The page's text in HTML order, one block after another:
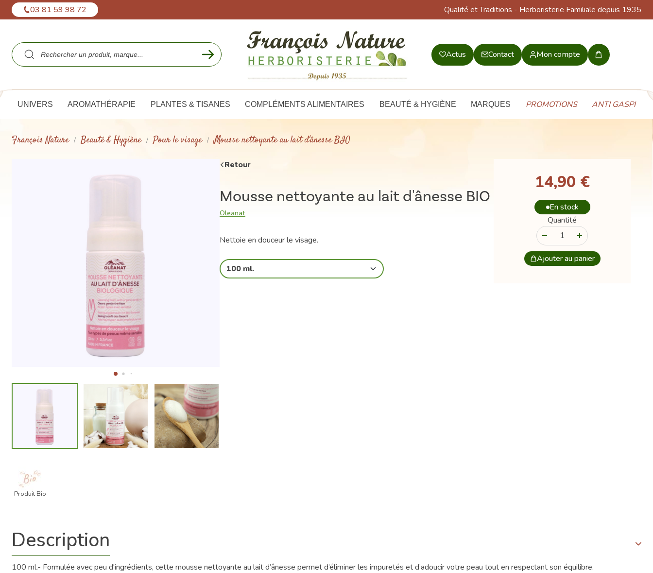
03 81 59 98 72 Qualité et Traditions - Herboristerie Familiale depuis 1935
Actus Contact Mon compte
Mon
UNIVERS AROMATHÉRAPIE PLANTES & TISANES COMPLÉMENTS ALIMENTAIRES BEAUTÉ & HYGIÈNE MARQUES PROMOTIONS ANTI GASPI
François Nature Beauté & Hygiène Pour le visage Mousse nettoyante au lait d'ânesse BIO
Produit Bio
Retour
Mousse nettoyante au lait d'ânesse BIO
Oleanat
Nettoie en douceur le visage.
100 ml.
14,90 €
En stock
Quantité
Ajouter au panier
Description
100 ml.- Formulée avec peu d'ingrédients, cette mousse nettoyante au lait d’ânesse permet d’éliminer les impuretés et d’adoucir votre peau tout en respectant son équilibre.
Panneau de gestion des cookies